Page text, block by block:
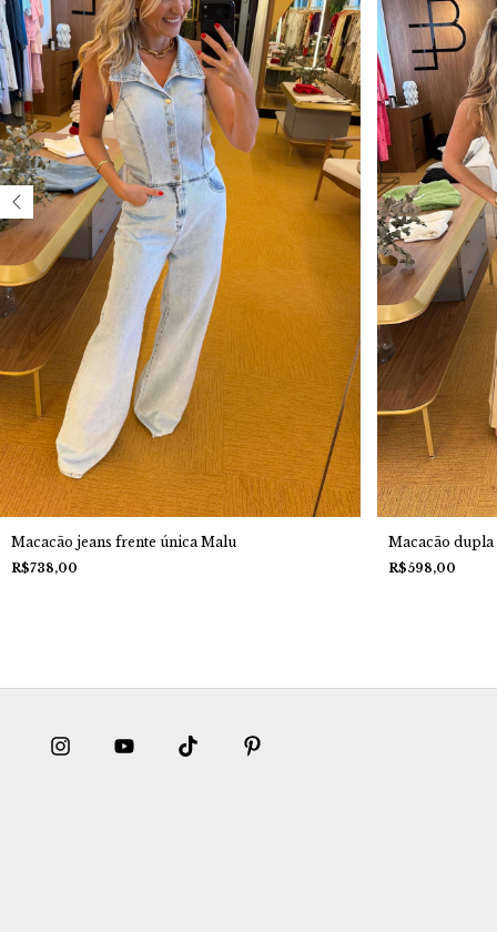
Macacão jeans frente única Malu
R$738,00
Macacão dupla
R$598,00